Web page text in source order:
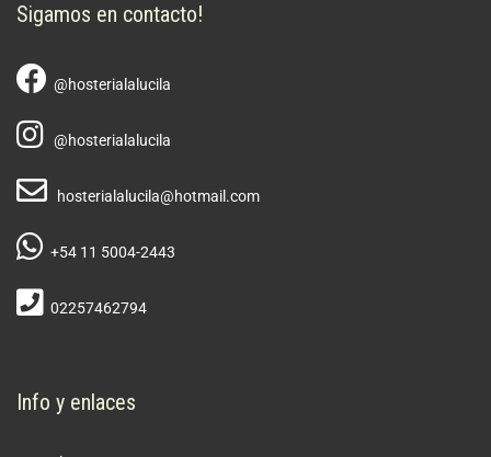
Sigamos en contacto!
@hosterialalucila
@hosterialalucila
hosterialalucila@hotmail.com
+54 11 5004-2443
02257462794
Info y enlaces